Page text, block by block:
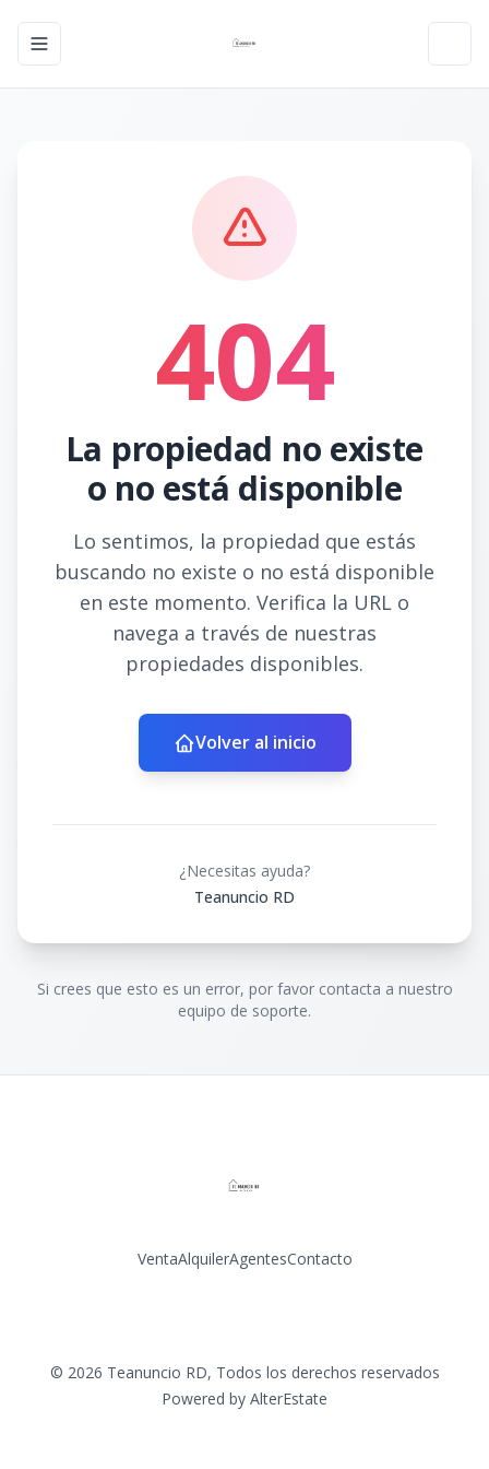
Toggle navigation menu
404
La propiedad no existe
o no está disponible
Lo sentimos, la propiedad que estás
buscando no existe o no está disponible
en este momento. Verifica la URL o
navega a través de nuestras
propiedades disponibles.
Volver al inicio
¿Necesitas ayuda?
Teanuncio RD
Si crees que esto es un error, por favor contacta a nuestro
equipo de soporte.
VentaAlquilerAgentesContacto
© 2026 Teanuncio RD, Todos los derechos reservados
Powered by AlterEstate